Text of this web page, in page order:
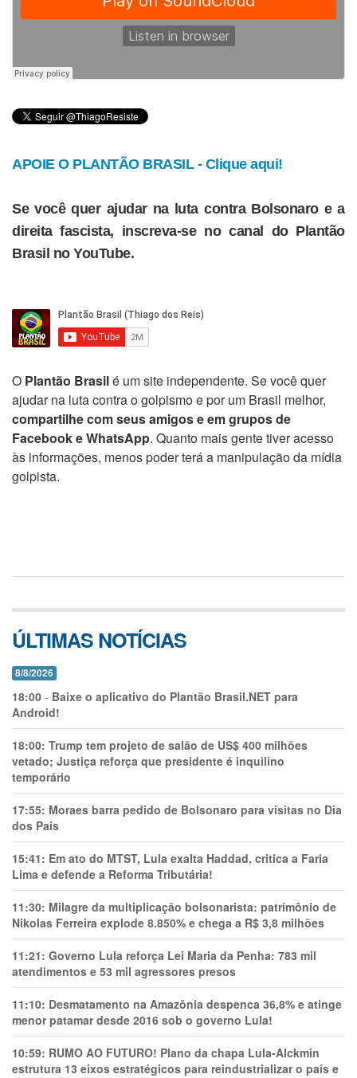
APOIE O PLANTÃO BRASIL - Clique aqui!
Se você quer ajudar na luta contra Bolsonaro e a
direita fascista, inscreva-se no canal do Plantão
Brasil no YouTube.
O Plantão Brasilé um site independente. Se você quer
ajudar na luta contra o golpismo e por um Brasil melhor,
compartilhe com seus amigos e em grupos de
Facebook e WhatsApp. Quanto mais gente tiver acesso
às informações, menos poder terá a manipulação da mídia
golpista.
ÚLTIMAS NOTÍCIAS
8/8/2026
18:00 - Baixe o aplicativo do Plantão Brasil.NET para
Android!
18:00: Trump tem projeto de salão de US$ 400 milhões
vetado; Justiça reforça que presidente é inquilino
temporário
17:55: Moraes barra pedido de Bolsonaro para visitas no Dia
dos Pais
15:41: Em ato do MTST, Lula exalta Haddad, critica a Faria
Lima e defende a Reforma Tributária!
11:30: Milagre da multiplicação bolsonarista: patrimônio de
Nikolas Ferreira explode 8.850% e chega a R$ 3,8 milhões
11:21: Governo Lula reforça Lei Maria da Penha: 783 mil
atendimentos e 53 mil agressores presos
11:10: Desmatamento na Amazônia despenca 36,8% e atinge
menor patamar desde 2016 sob o governo Lula!
10:59: RUMO AO FUTURO! Plano da chapa Lula-Alckmin
estrutura 13 eixos estratégicos para reindustrializar o país e